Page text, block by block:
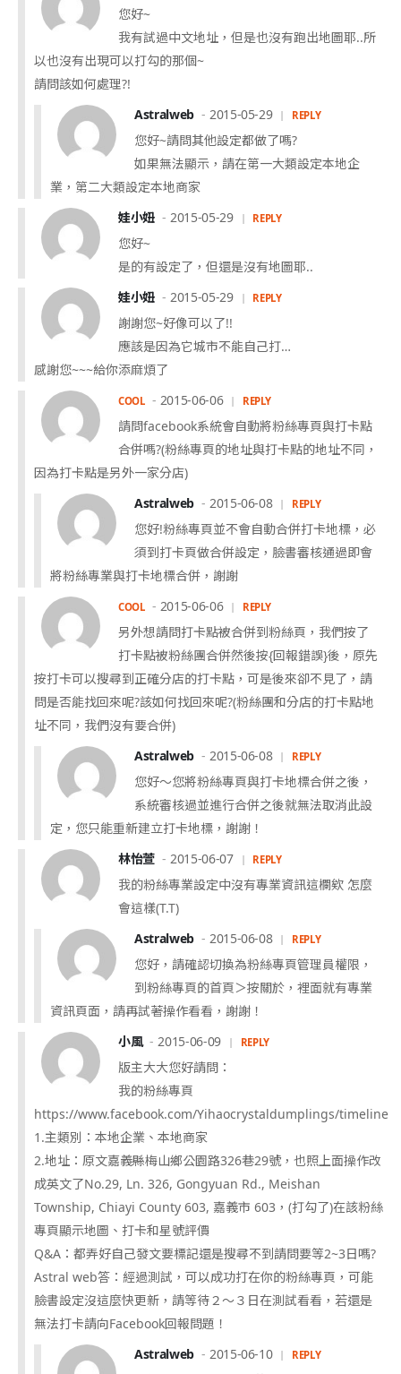
您好~
我有試過中文地址，但是也沒有跑出地圖耶..所
以也沒有出現可以打勾的那個~
請問該如何處理?!
Astralweb
2015-05-29 REPLY
您好~請問其他設定都做了嗎?
如果無法顯示，請在第一大類設定本地企
業，第二大類設定本地商家
娃小妞
2015-05-29 REPLY
您好~
是的有設定了，但還是沒有地圖耶..
娃小妞
2015-05-29 REPLY
謝謝您~好像可以了!!
應該是因為它城市不能自己打…
感謝您~~~給你添麻煩了
COOL 2015-06-06 REPLY
請問facebook系統會自動將粉絲專頁與打卡點
合併嗎?(粉絲專頁的地址與打卡點的地址不同，
因為打卡點是另外一家分店)
Astralweb
2015-06-08 REPLY
您好!粉絲專頁並不會自動合併打卡地標，必
須到打卡頁做合併設定，臉書審核通過即會
將粉絲專業與打卡地標合併，謝謝
COOL 2015-06-06 REPLY
另外想請問打卡點被合併到粉絲頁，我們按了
打卡點被粉絲團合併然後按{回報錯誤}後，原先
按打卡可以搜尋到正確分店的打卡點，可是後來卻不見了，請
問是否能找回來呢?該如何找回來呢?(粉絲團和分店的打卡點地
址不同，我們沒有要合併)
Astralweb
2015-06-08 REPLY
您好～您將粉絲專頁與打卡地標合併之後，
系統審核過並進行合併之後就無法取消此設
定，您只能重新建立打卡地標，謝謝！
林怡萱
2015-06-07 REPLY
我的粉絲專業設定中沒有專業資訊這欄欸 怎麼
會這樣(T.T)
Astralweb
2015-06-08 REPLY
您好，請確認切換為粉絲專頁管理員權限，
到粉絲專頁的首頁＞按關於，裡面就有專業
資訊頁面，請再試著操作看看，謝謝！
小風
2015-06-09 REPLY
版主大大您好請問：
我的粉絲專頁
https://www.facebook.com/Yihaocrystaldumplings/timeline
1.主類別：本地企業、本地商家
2.地址：原文嘉義縣梅山鄉公園路326巷29號，也照上面操作改
成英文了No.29, Ln. 326, Gongyuan Rd., Meishan
Township, Chiayi County 603, 嘉義市 603，(打勾了)在該粉絲
專頁顯示地圖、打卡和星號評價
Q&A：都弄好自己發文要標記還是搜尋不到請問要等2~3日嗎?
Astral web答：經過測試，可以成功打在你的粉絲專頁，可能
臉書設定沒這麼快更新，請等待２～３日在測試看看，若還是
無法打卡請向Facebook回報問題！
Astralweb
2015-06-10 REPLY